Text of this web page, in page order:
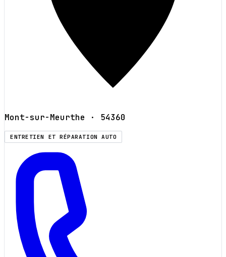
Mont-sur-Meurthe · 54360
ENTRETIEN ET RÉPARATION AUTO